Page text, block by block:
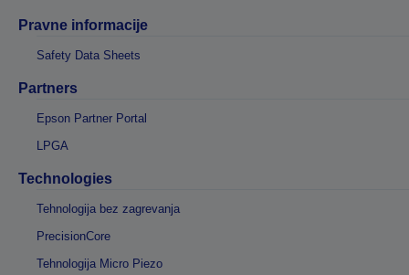
Pravne informacije
Safety Data Sheets
Partners
Epson Partner Portal
LPGA
Technologies
Tehnologija bez zagrevanja
PrecisionCore
Tehnologija Micro Piezo